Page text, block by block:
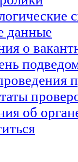
данные
о
об